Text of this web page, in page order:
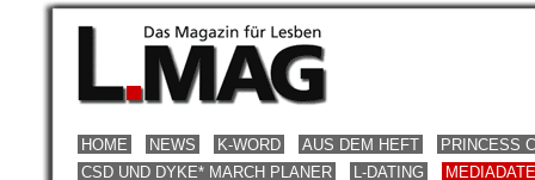
HOME NEWS K-WORD AUS DEM HEFT
PRINCESS
CSD UND DYKE* MARCH PLANER
L-DATING